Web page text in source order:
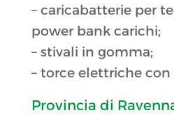
– caricabatterie per
power bank carichi;
– stivali in gomma;
– torce elettriche con
Provincia di